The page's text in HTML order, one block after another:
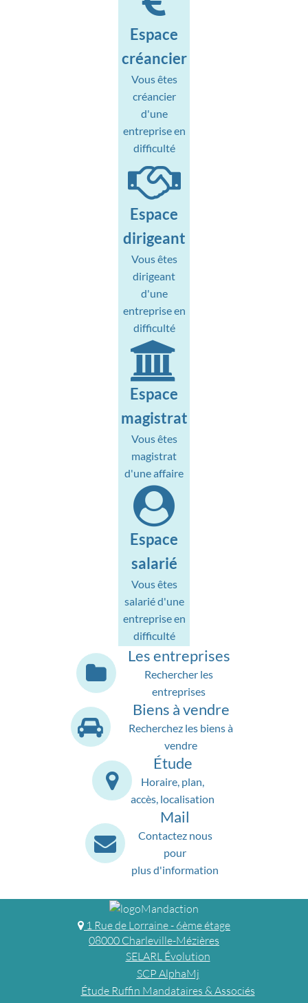
Espace
créancier
Vous êtes
créancier
d'une
entreprise en
difficulté
Espace
dirigeant
Vous êtes
dirigeant
d'une
entreprise en
difficulté
Espace
magistrat
Vous êtes
magistrat
d'une affaire
Espace
salarié
Vous êtes
salarié d'une
entreprise en
difficulté
Les entreprises
Rechercher les
entreprises
Biens à vendre
Recherchez les biens à
vendre
Étude
Horaire, plan,
accès, localisation
Mail
Contactez nous
pour
plus d'information
1 Rue de Lorraine - 6ème étage
08000 Charleville-Mézières
SELARL Évolution
SCP AlphaMj
Étude Ruffin Mandataires & Associés